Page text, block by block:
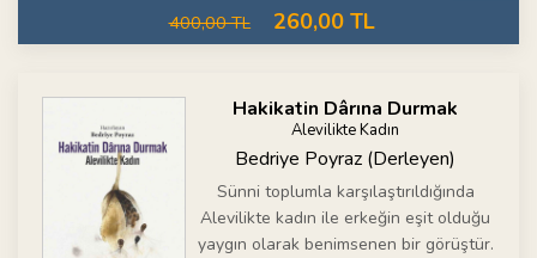
400,00 TL 260,00 TL
Hakikatin Dârına Durmak
Alevilikte Kadın
Bedriye Poyraz (Derleyen)
Sünni toplumla karşılaştırıldığında
Alevilikte kadın ile erkeğin eşit olduğu
yaygın olarak benimsenen bir görüştür.